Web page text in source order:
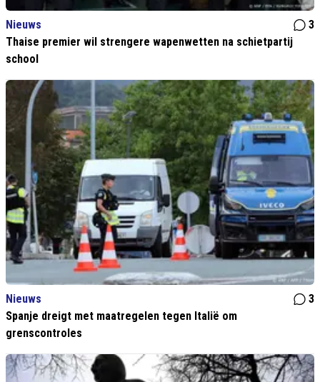
Nieuws
3
Thaise premier wil strengere wapenwetten na schietpartij
school
Nieuws
3
Spanje dreigt met maatregelen tegen Italië om
grenscontroles